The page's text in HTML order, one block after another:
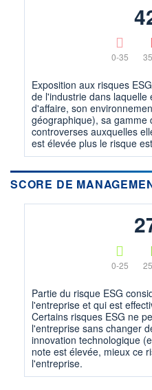
0-35
Exposition aux risques
de l'industrie dans laquelle
d'affaire, son
géographique), sa gamme
controverses auxquelles
est élevée plus le risque
SCORE DE
0-25
Partie du risque ESG
l'entreprise et qui est
Certains risques ESG ne
l'entreprise sans changer
innovation technologique
note est élevée, mieux ce
l'entreprise.